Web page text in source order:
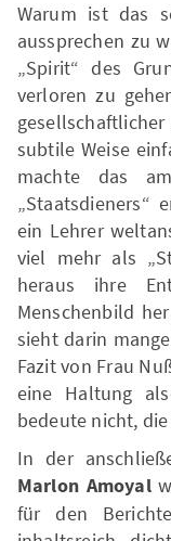
Warum ist das
aussprechen zu
„Spirit“ des
verloren zu
subtile Weise
machte das
„Staatsdieners“
ein Lehrer
viel mehr als
heraus ihre
Menschenbild
sieht darin
Fazit von Frau
eine Haltung
bedeute nicht,
In der
Marlon Amoyal
für den